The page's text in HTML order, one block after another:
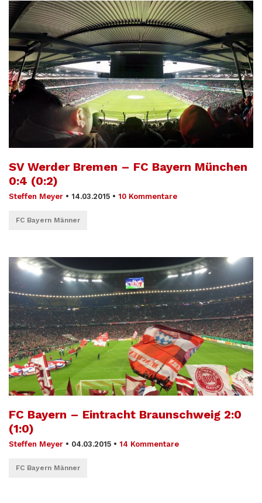
SV Werder Bremen – FC Bayern München
0:4 (0:2)
Steffen Meyer • 14.03.2015 • 10 Kommentare
FC Bayern Männer
FC Bayern – Eintracht Braunschweig 2:0
(1:0)
Steffen Meyer • 04.03.2015 • 14 Kommentare
FC Bayern Männer